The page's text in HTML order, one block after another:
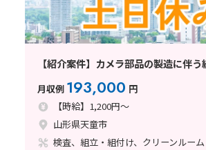
【紹介案件】カメラ部品の製造に伴
月収例 193,000 円
【時給】1,200円～
山形県天童市
検査、組立・組付け、クリーンルーム